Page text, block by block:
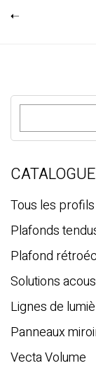
R
c
e
c
h
e
CATALOGUE
Tous les profils
Plafonds
Plafond
Solutions
Lignes de
Panneaux
Vecta Volume